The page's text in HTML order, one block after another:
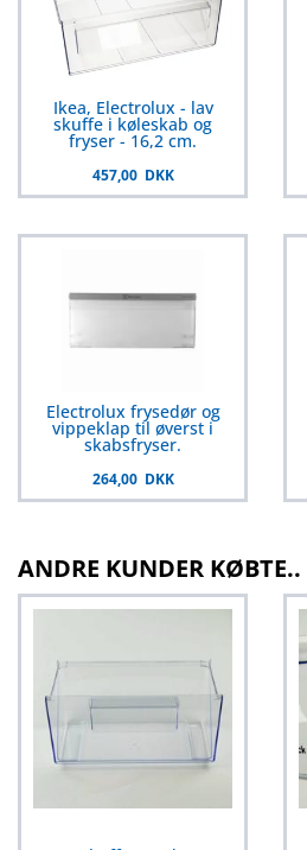
Ikea, Electrolux - lav
skuffe i køleskab og
fryser - 16,2 cm.
457,00 DKK
Electrolux frysedør og
vippeklap til øverst i
skabsfryser.
264,00 DKK
ANDRE KUNDER KØBTE..